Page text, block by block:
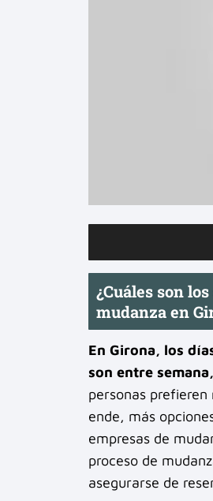
¿Cuáles son
mudanza en
En Girona, los
son entre
personas
ende, más
empresas de
proceso de
asegurarse de